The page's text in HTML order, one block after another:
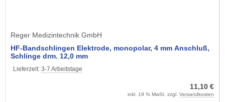
Reger Medizintechnik GmbH
HF-Bandschlingen Elektrode, monopolar, 4 mm Anschluß,
Schlinge drm. 12,0 mm
Lieferzeit: 3-7 Arbeitstage
11,10 €
inkl. 19 % MwSt. zzgl. Versandkosten